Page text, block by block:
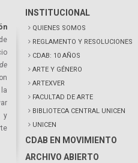
y
INSTITUCIONAL
QUIENES SOMOS
REGLAMENTO Y RESOLUCIONES
CDAB: 10 AÑOS
ARTE Y GÉNERO
ARTEXVER
FACULTAD DE ARTE
BIBLIOTECA CENTRAL UNICEN
UNICEN
CDAB EN MOVIMIENTO
ARCHIVO ABIERTO